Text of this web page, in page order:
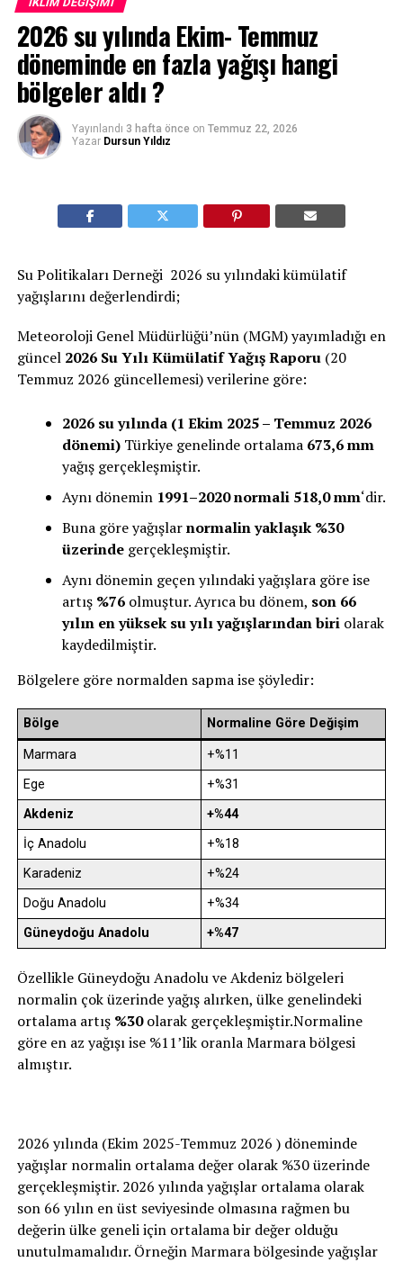
2026 su yılında Ekim- Temmuz
döneminde en fazla yağışı hangi
bölgeler aldı ?
Yayınlandı 3 hafta önce on Temmuz 22, 2026
Yazar Dursun Yıldız
Su Politikaları Derneği 2026 su yılındaki kümülatif
yağışlarını değerlendirdi;
Meteoroloji Genel Müdürlüğü’nün (MGM) yayımladığı en
güncel 2026 Su Yılı Kümülatif Yağış Raporu(20
Temmuz 2026 güncellemesi) verilerine göre:
2026 su yılında (1 Ekim 2025 – Temmuz 2026
dönemi)Türkiye genelinde ortalama 673,6 mm
yağış gerçekleşmiştir.
Aynı dönemin 1991–2020 normali 518,0 mm‘dir.
Buna göre yağışlarnormalin yaklaşık %30
üzerindegerçekleşmiştir.
Aynı dönemin geçen yılındaki yağışlara göre ise
artış %76olmuştur. Ayrıca bu dönem, son 66
yılın en yüksek su yılı yağışlarından biriolarak
kaydedilmiştir.
Bölgelere göre normalden sapma ise şöyledir:
Bölge Normaline Göre Değişim
Marmara
+%11
Ege
+%31
Akdeniz
+%44
İç Anadolu
+%18
Karadeniz
+%24
Doğu Anadolu
+%34
Güneydoğu Anadolu
+%47
Özellikle Güneydoğu Anadolu ve Akdeniz bölgeleri
normalin çok üzerinde yağış alırken, ülke genelindeki
ortalama artış %30olarak gerçekleşmiştir.Normaline
göre en az yağışı ise %11’lik oranla Marmara bölgesi
almıştır.
2026 yılında (Ekim 2025-Temmuz 2026 ) döneminde
yağışlar normalin ortalama değer olarak %30 üzerinde
gerçekleşmiştir. 2026 yılında yağışlar ortalama olarak
son 66 yılın en üst seviyesinde olmasına rağmen bu
değerin ülke geneli için ortalama bir değer olduğu
unutulmamalıdır. Örneğin Marmara bölgesinde yağışlar